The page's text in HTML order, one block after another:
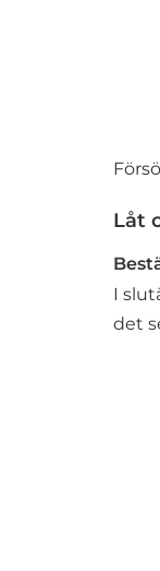
Låt
I
det